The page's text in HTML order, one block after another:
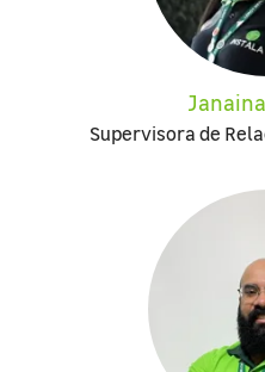
Supervisora de